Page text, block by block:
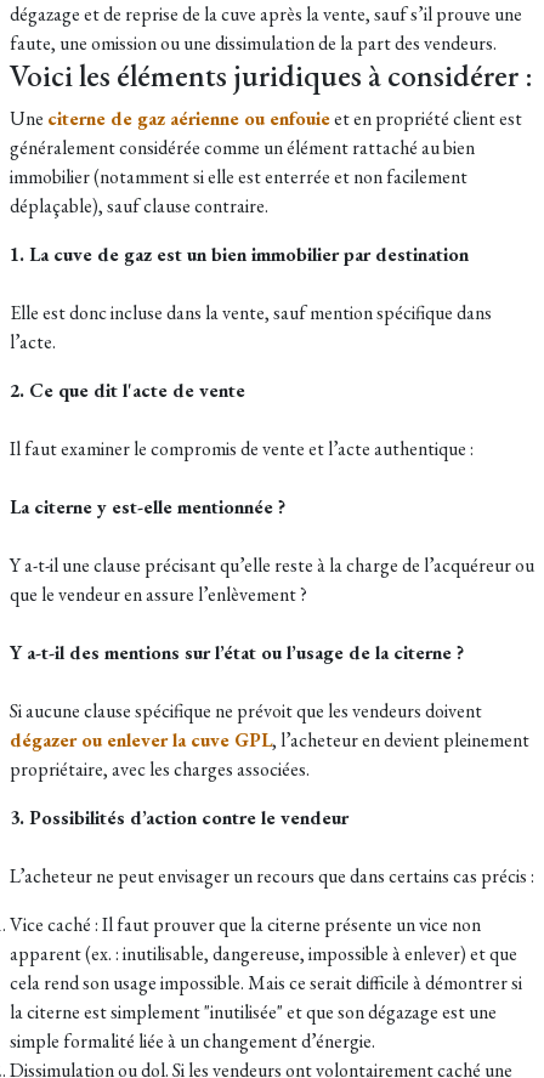
dégazage et de reprise de la cuve après la vente, sauf s’il prouve une
faute, une omission ou une dissimulation de la part des vendeurs.
Voici les éléments juridiques à considérer :
Une citerne de gaz aérienne ou enfouieet en propriété client est
généralement considérée comme un élément rattaché au bien
immobilier (notamment si elle est enterrée et non facilement
déplaçable), sauf clause contraire.​
1. La cuve de gaz est un bien immobilier par destination
Elle est donc incluse dans la vente, sauf mention spécifique dans
l’acte.
2. Ce que dit l'acte de vente
Il faut examiner le compromis de vente et l’acte authentique :
La citerne y est-elle mentionnée ?
Y a-t-il une clause précisant qu’elle reste à la charge de l’acquéreur ou
que le vendeur en assure l’enlèvement ?
Y a-t-il des mentions sur l’état ou l’usage de la citerne ?
Si aucune clause spécifique ne prévoit que les vendeurs doivent
dégazer ou enlever la cuve GPL, l’acheteur en devient pleinement
propriétaire, avec les charges associées.
3. Possibilités d’action contre le vendeur
L’acheteur ne peut envisager un recours que dans certains cas précis :
Vice caché : Il faut prouver que la citerne présente un vice non
apparent (ex. : inutilisable, dangereuse, impossible à enlever) et que
cela rend son usage impossible. Mais ce serait difficile à démontrer si
la citerne est simplement "inutilisée" et que son dégazage est une
simple formalité liée à un changement d’énergie.
Dissimulation ou dol. Si les vendeurs ont volontairement caché une